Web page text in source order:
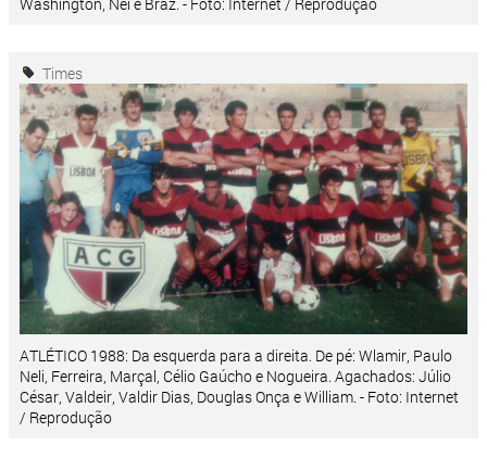
Times
ATLÉTICO 1988: Da esquerda para a direita. De pé: Wlamir, Paulo
Neli, Ferreira, Marçal, Célio Gaúcho e Nogueira. Agachados: Júlio
César, Valdeir, Valdir Dias, Douglas Onça e William. - Foto: Internet
/ Reprodução